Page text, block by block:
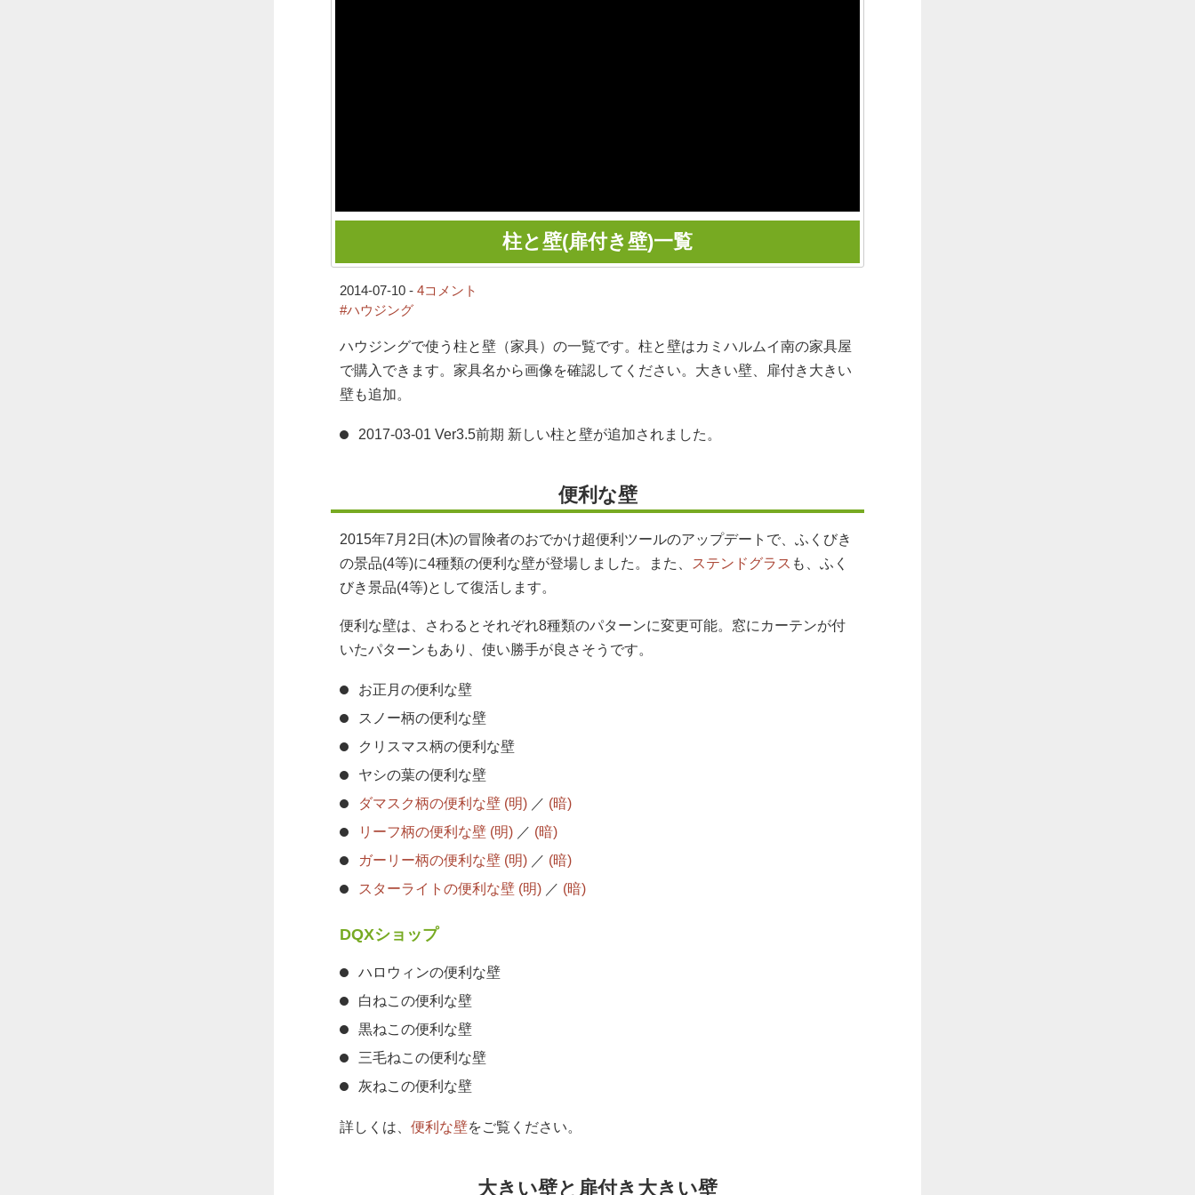
柱と壁(扉付き壁)一覧
2014-07-10 - 4コメント
#ハウジング
ハウジングで使う柱と壁（家具）の一覧です。柱と壁はカミハルムイ南の家具屋
で購入できます。家具名から画像を確認してください。大きい壁、扉付き大きい
壁も追加。
2017-03-01 Ver3.5前期 新しい柱と壁が追加されました。
便利な壁
2015年7月2日(木)の冒険者のおでかけ超便利ツールのアップデートで、ふくびき
の景品(4等)に4種類の便利な壁が登場しました。また、
ステンドグラス も、ふく
びき景品(4等)として復活します。
便利な壁は、さわるとそれぞれ8種類のパターンに変更可能。窓にカーテンが付
いたパターンもあり、使い勝手が良さそうです。
お正月の便利な壁
スノー柄の便利な壁
クリスマス柄の便利な壁
ヤシの葉の便利な壁
ダマスク柄の便利な壁 (明) ／ (暗)
リーフ柄の便利な壁 (明) ／ (暗)
ガーリー柄の便利な壁 (明) ／ (暗)
スターライトの便利な壁 (明) ／ (暗)
DQXショップ
ハロウィンの便利な壁
白ねこの便利な壁
黒ねこの便利な壁
三毛ねこの便利な壁
灰ねこの便利な壁
詳しくは、 便利な壁をご覧ください。
大きい壁と扉付き大きい壁